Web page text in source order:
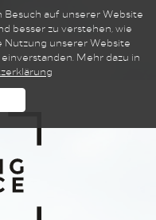
Besuch auf unserer Website
besser zu verstehen, wie
Nutzung unserer Website
Mehr dazu in